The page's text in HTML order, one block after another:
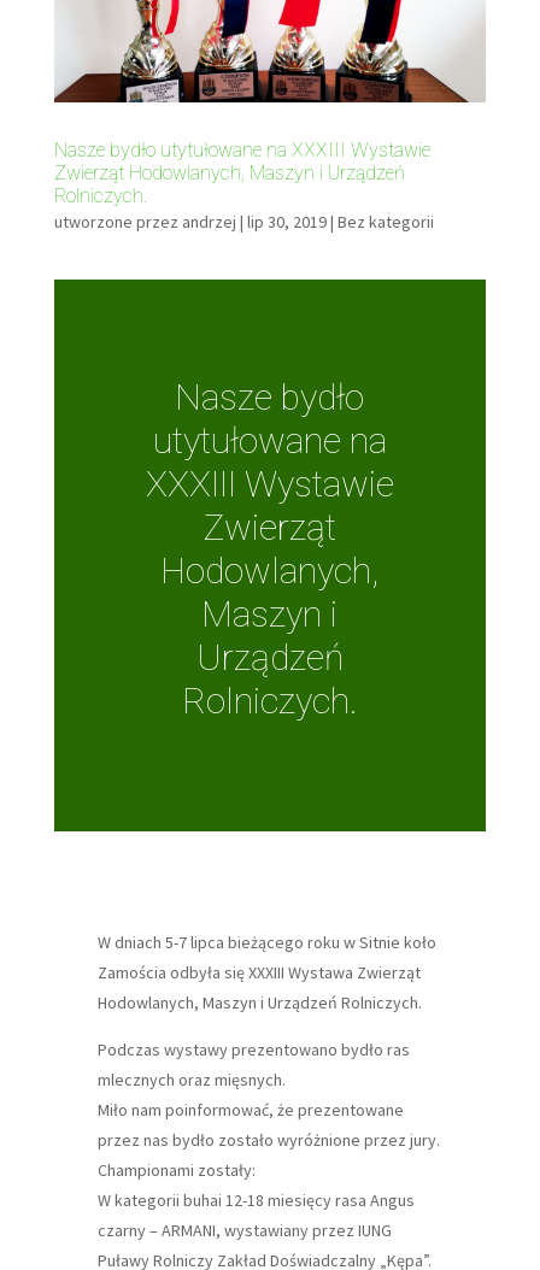
Nasze bydło utytułowane na XXXIII Wystawie
Zwierząt Hodowlanych, Maszyn i Urządzeń
Rolniczych.
utworzone przez andrzej | lip 30, 2019| Bez kategorii
Nasze bydło
utytułowane na
XXXIII Wystawie
Zwierząt
Hodowlanych,
Maszyn i
Urządzeń
Rolniczych.
W dniach 5-7 lipca bieżącego roku w Sitnie koło
Zamościa odbyła się XXXIII Wystawa Zwierząt
Hodowlanych, Maszyn i Urządzeń Rolniczych.
Podczas wystawy prezentowano bydło ras
mlecznych oraz mięsnych.
Miło nam poinformować, że prezentowane
przez nas bydło zostało wyróżnione przez jury.
Championami zostały:
W kategorii buhai 12-18 miesięcy rasa Angus
czarny – ARMANI, wystawiany przez IUNG
Puławy Rolniczy Zakład Doświadczalny „Kępa”.